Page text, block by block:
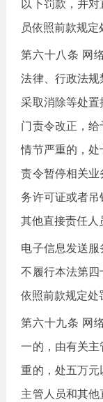
以下罚款，并
员依照前款规定
第六十八条 网
法律、行政法规
采取消除等处
门责令改正，
情节严重的，
责令暂停相关
务许可证或者
其他直接责任人
电子信息发送
不履行本法第四
依照前款规定处
第六十九条 网
一的，由有关
重的，处五万
主管人员和其